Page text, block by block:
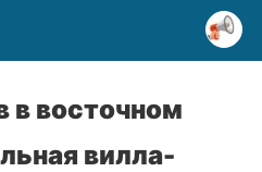
восточном
вилла-